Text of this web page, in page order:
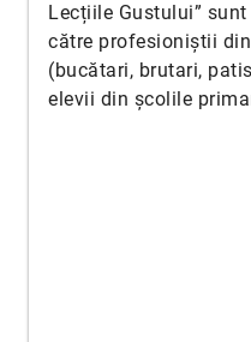
Lecțiile Gustului”
către profesioniștii
(bucătari, brutari,
elevii din școlile